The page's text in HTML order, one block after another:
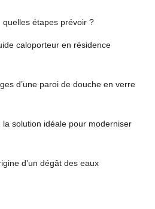
étapes prévoir ?
caloporteur en résidence
d’une paroi de douche en verre
solution idéale pour moderniser
d’un dégât des eaux